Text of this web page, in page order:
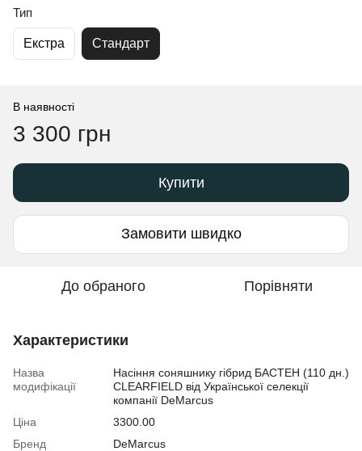
Тип
Екстра Стандарт
В наявності
3 300 грн
Купити
Замовити швидко
До обраного Порівняти
Характеристики
Назва
модифікації
Насіння соняшнику гібрид БАСТЕН (110 дн.)
CLEARFIELD від Української селекції
компанії DeMarcus
Ціна
3300.00
Бренд
DeMarcus